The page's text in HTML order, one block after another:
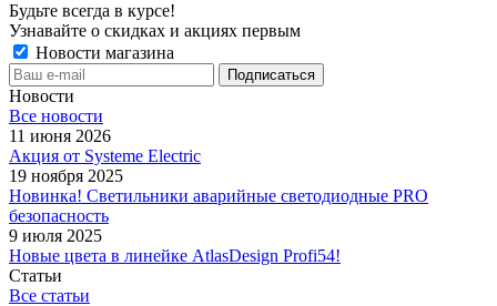
Будьте всегда в курсе!
Узнавайте о скидках и акциях первым
Новости магазина
Новости
Все новости
11 июня 2026
Акция от Systeme Electric
19 ноября 2025
Новинка! Светильники аварийные светодиодные PRO
безопасность
9 июля 2025
Новые цвета в линейке AtlasDesign Profi54!
Статьи
Все статьи